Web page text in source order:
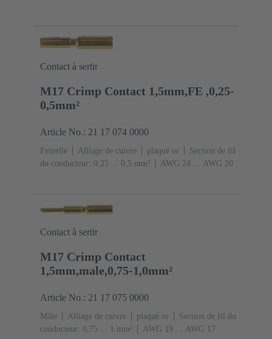
Contact à sertir
M17 Crimp Contact 1,5mm,FE ,0,25-
0,5mm²
Article No.: 21 17 074 0000
Femelle Alliage de cuivre plaqué or
Section de fil
du conducteur: 0,25 ... 0,5 mm²
AWG 24 ... AWG 20
Contact à sertir
M17 Crimp Contact
1,5mm,male,0,75-1,0mm²
Article No.: 21 17 075 0000
Mâle Alliage de cuivre plaqué or
Section de fil du
conducteur: 0,75 ... 1 mm²
AWG 19 ... AWG 17